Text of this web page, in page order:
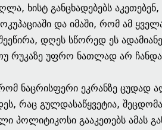
ხისტ განცხადებებს აკეთებენ,
და იმაში, რომ ამ
დღეს სწორედ ეს
რუკაზე უფრო ნათლად არ
ნაცრისფერი ეკრანზე ცუდად
რაც გულდასაწყვეტია,
პოლიტიკოსი გააკეთებს ამას